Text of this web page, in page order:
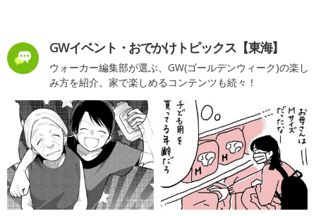
GWイベント・おでかけトピックス【東海】
ウォーカー編集部が選ぶ、GW(ゴールデンウィーク)の楽し
み方を紹介。家で楽しめるコンテンツも続々！